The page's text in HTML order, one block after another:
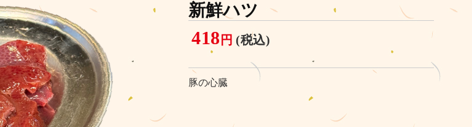
新鮮ハツ
418 円 (税込)
豚の心臓